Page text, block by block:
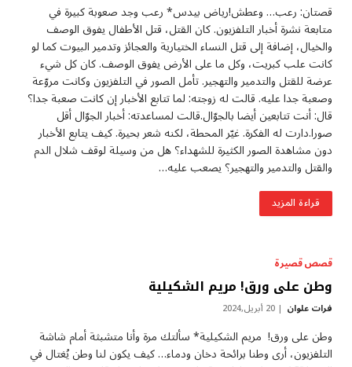
قصتان: رعب… وعطش!رياض بيدس* رعب وجد صعوبة كبيرة في
متابعة نشرة أخبار التلفزيون. كان القتل، قتل الأطفال يفوق الوصف
والخيال، إضافة إلى قتل النساء الختيارية والعجائز وتدمير البيوت كما لو
كانت علب كبريت، وكل ما على الأرض يفوق الوصف. كان كل شيء
عرضة للقتل والتدمير والتهجير. تأمل الصور في التلفزيون وكانت مروّعة
وصعبة جدا عليه. قالت له زوجته: لما تتابع الأخبار إن كانت صعبة جدا؟
قال: أنت تتابعين أيضا بالجوّال.قالت لمساعدته: أخبار الجوّال أقل
صورا.دارت له الفكرة. غيّر المحطة، لكنه شعر بحيرة. كيف يتابع الأخبار
دون مشاهدة الصور الكثيرة للشهداء؟ هل من وسيلة لوقف شلال الدم
والقتل والتدمير والتهجير؟ يصعب عليه…
قراءة المزيد
قصص قصيرة
وطن على ورق! مريم الشكيلية
فرات علوان 20 أبريل,2024
وطن على ورق! مريم الشكيلية* سألتك مرة وأنا متشبثة أمام شاشة
التلفزيون، أرى وطنا برائحة دخان ودماء… كيف يكون لنا وطن يُغتال في